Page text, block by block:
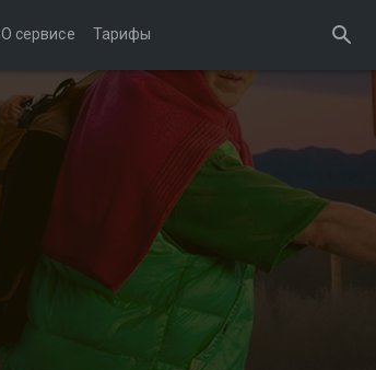
О сервисе Тарифы